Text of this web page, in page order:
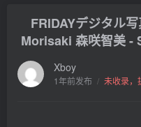
FRIDAYデジタル
Morisaki 森咲智美
Xboy
1年前发布 / 未收录，